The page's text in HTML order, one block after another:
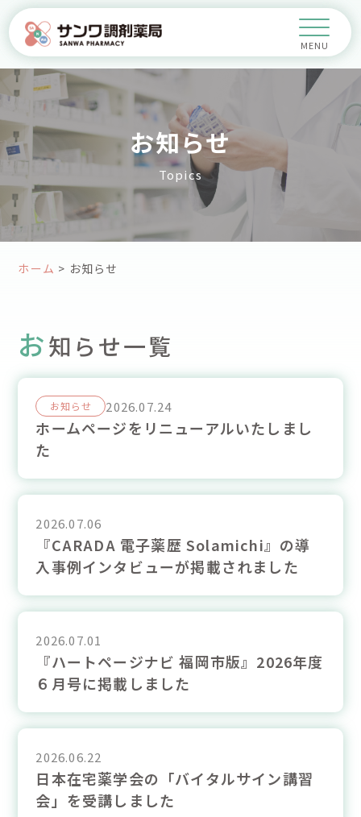
お知らせ
Topics
ホーム > お知らせ
お知らせ一覧
お知らせ 2026.07.24
ホームページをリニューアルいたしまし
た
2026.07.06
『CARADA 電子薬歴 Solamichi』の導
入事例インタビューが掲載されました
2026.07.01
『ハートページナビ 福岡市版』2026年度
６月号に掲載しました
2026.06.22
日本在宅薬学会の「バイタルサイン講習
会」を受講しました